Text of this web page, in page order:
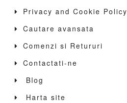
Privacy and Cookie Policy
Cautare avansata
Comenzi si Retururi
Contactati-ne
Blog
Harta site